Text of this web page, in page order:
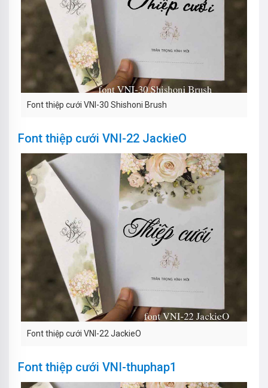
Font thiệp cưới VNI-30 Shishoni Brush
Font thiệp cưới VNI-22 JackieO
Font thiệp cưới VNI-22 JackieO
Font thiệp cưới VNI-thuphap1